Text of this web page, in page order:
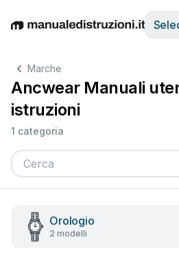
EnglishDeutschEspañolItaliano
Marche
Ancwear Manuali
istruzioni
1 categoria
Orologio
2 modelli